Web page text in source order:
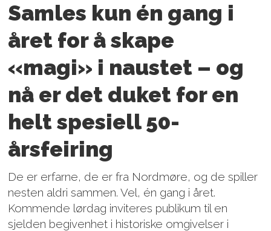
Samles kun én gang i
året for å skape
«magi» i naustet – og
nå er det duket for en
helt spesiell 50-
årsfeiring
De er erfarne, de er fra Nordmøre, og de spiller
nesten aldri sammen. Vel, én gang i året.
Kommende lørdag inviteres publikum til en
sjelden begivenhet i historiske omgivelser i